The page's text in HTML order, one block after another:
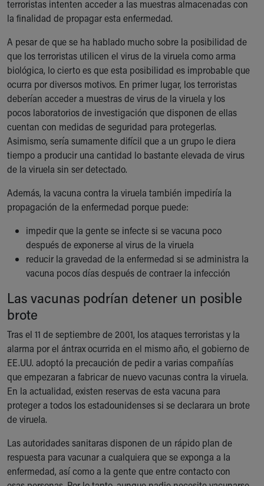
Connect With Us
Our Culture of Caring
Newsroom
Our Leadership
Quality and Patient Safety
Unity and Engagement
Women's Board
Our History
More childhood, please.™
Cincinnati Children's
Your Visit
MyChart Telehealth Visits
Doggie Brigade
During Your Visit
Financial Services
Rest Accommodations
Visiting
Department of Public Safety
Health Info
Health Information
Healthy Info, Healthy Kids
Inside Children's Blog
KidsHealth Topics
Family Library
Educational Resources
Injury Prevention
Medical Records
Symptom Checker
Skip to main content
terroristas intenten acceder a las muestras almacenadas con
la finalidad de propagar esta enfermedad.
A pesar de que se ha hablado mucho sobre la posibilidad de
que los terroristas utilicen el virus de la viruela como arma
biológica, lo cierto es que esta posibilidad es improbable que
ocurra por diversos motivos. En primer lugar, los terroristas
deberían acceder a muestras de virus de la viruela y los
pocos laboratorios de investigación que disponen de ellas
cuentan con medidas de seguridad para protegerlas.
Asimismo, sería sumamente difícil que a un grupo le diera
tiempo a producir una cantidad lo bastante elevada de virus
de la viruela sin ser detectado.
Además, la vacuna contra la viruela también impediría la
propagación de la enfermedad porque puede:
impedir que la gente se infecte si se vacuna poco
después de exponerse al virus de la viruela
reducir la gravedad de la enfermedad si se administra la
vacuna pocos días después de contraer la infección
Las vacunas podrían detener un posible
brote
Tras el 11 de septiembre de 2001, los ataques terroristas y la
alarma por el ántrax ocurrida en el mismo año, el gobierno de
EE.UU. adoptó la precaución de pedir a varias compañías
que empezaran a fabricar de nuevo vacunas contra la viruela.
En la actualidad, existen reservas de esta vacuna para
proteger a todos los estadounidenses si se declarara un brote
de viruela.
Las autoridades sanitaras disponen de un rápido plan de
respuesta para vacunar a cualquiera que se exponga a la
enfermedad, así como a la gente que entre contacto con